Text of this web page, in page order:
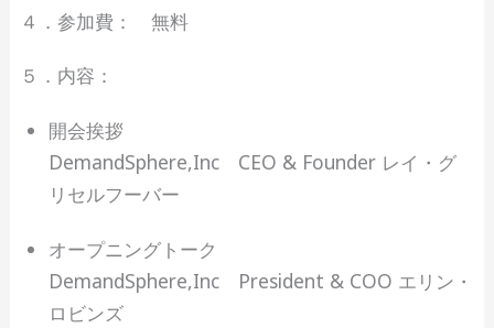
４．参加費： 無料
５．内容：
開会挨拶
DemandSphere,Inc CEO & Founder レイ・グ
リセルフーバー
オープニングトーク
DemandSphere,Inc President & COO エリン・
ロビンズ